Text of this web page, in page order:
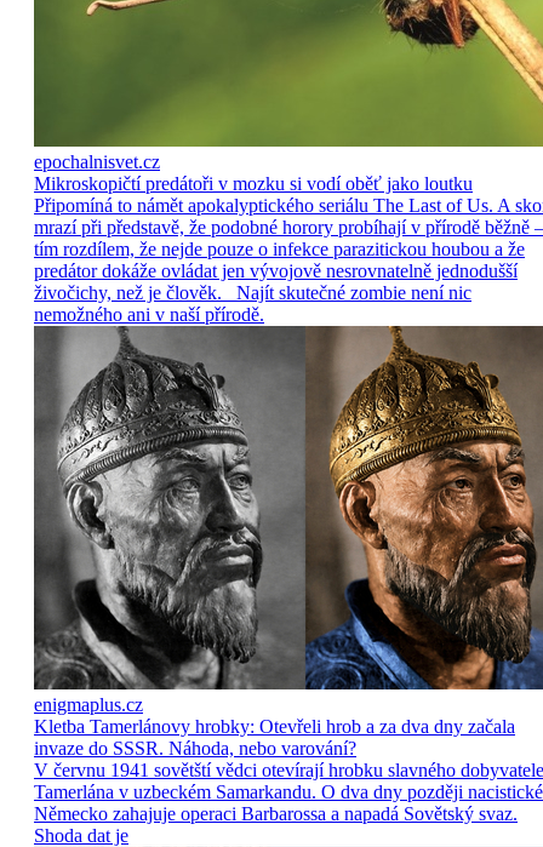
epochalnisvet.cz
Mikroskopičtí predátoři v mozku si vodí oběť jako loutku
Připomíná to námět apokalyptického seriálu The Last of Us. A
mrazí při představě, že podobné horory probíhají v přírodě běžně
tím rozdílem, že nejde pouze o infekce parazitickou houbou a že
predátor dokáže ovládat jen vývojově nesrovnatelně jednodušší
živočichy, než je člověk. Najít skutečné zombie není nic
nemožného ani v naší přírodě.
enigmaplus.cz
Kletba Tamerlánovy hrobky: Otevřeli hrob a za dva dny začala
invaze do SSSR. Náhoda, nebo varování?
V červnu 1941 sovětští vědci otevírají hrobku slavného dobyvatele
Tamerlána v uzbeckém Samarkandu. O dva dny později nacistické
Německo zahajuje operaci Barbarossa a napadá Sovětský svaz.
Shoda dat je